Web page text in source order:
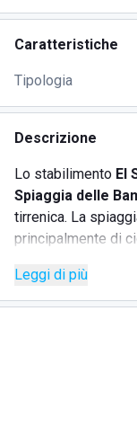
Caratteristiche
Tipologia
Descrizione
Lo stabilimento El
Spiaggia delle
tirrenica. La
principalmente di
vegetazione.
El sombrero
Leggi di più